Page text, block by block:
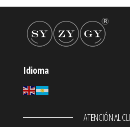
Idioma
ATENCIÓN AL